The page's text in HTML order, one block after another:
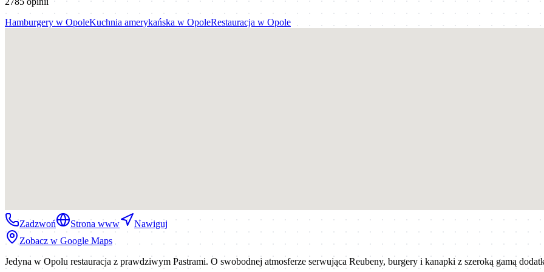
Hamburgery w OpoleKuchnia amerykańska w OpoleRestauracja w Opole
Zadzwoń Strona www
Nawiguj
Zobacz w Google Maps
Jedyna w Opolu restauracja z prawdziwym Pastrami. O swobodnej atmosferze serwująca Reubeny, burgery i kanapki z szeroką gamą